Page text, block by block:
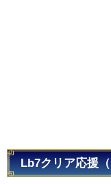
Lb7クリア応援